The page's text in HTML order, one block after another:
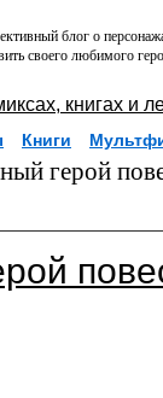
блог о
своего любимого
книгах и
Книги
герой